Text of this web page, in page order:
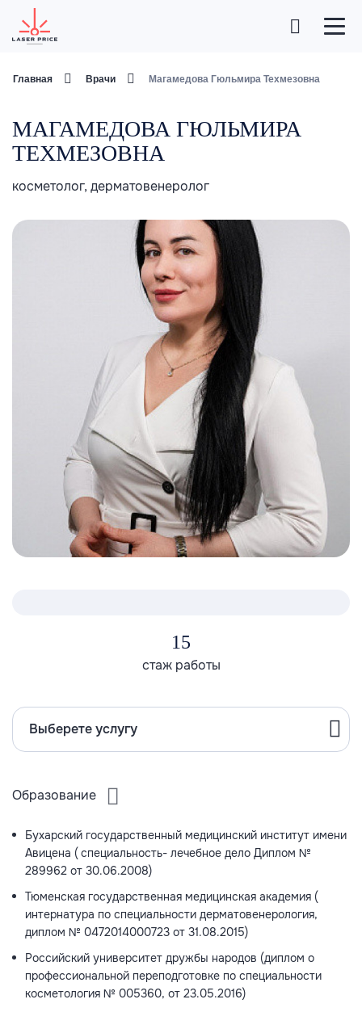
Главная Врачи Магамедова Гюльмира Техмезовна
МАГАМЕДОВА ГЮЛЬМИРА
ТЕХМЕЗОВНА
косметолог, дерматовенеролог
15
стаж работы
Выберете услугу
Образование
Бухарский государственный медицинский институт имени
Авицена ( специальность- лечебное дело Диплом №
289962 от 30.06.2008)
Тюменская государственная медицинская академия (
интернатура по специальности дерматовенерология,
диплом № 0472014000723 от 31.08.2015)
Российский университет дружбы народов (диплом о
профессиональной переподготовке по специальности
косметология № 005360, от 23.05.2016)